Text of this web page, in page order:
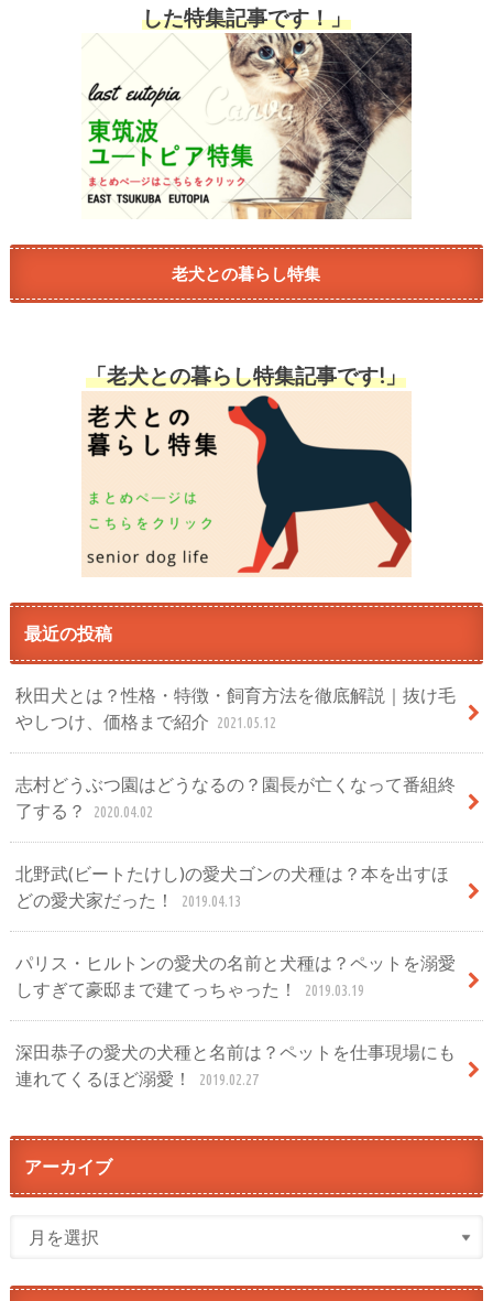
した特集記事です！」
老犬との暮らし特集
「老犬との暮らし特集記事です!」
最近の投稿
秋田犬とは？性格・特徴・飼育方法を徹底解説｜抜け毛
やしつけ、価格まで紹介 2021.05.12
志村どうぶつ園はどうなるの？園長が亡くなって番組終
了する？
2020.04.02
北野武(ビートたけし)の愛犬ゴンの犬種は？本を出すほ
どの愛犬家だった！
2019.04.13
パリス・ヒルトンの愛犬の名前と犬種は？ペットを溺愛
しすぎて豪邸まで建てっちゃった！
2019.03.19
深田恭子の愛犬の犬種と名前は？ペットを仕事現場にも
連れてくるほど溺愛！
2019.02.27
アーカイブ